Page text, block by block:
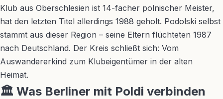
Klub aus Oberschlesien ist 14-facher polnischer Meister,
hat den letzten Titel allerdings 1988 geholt. Podolski selbst
stammt aus dieser Region – seine Eltern flüchteten 1987
nach Deutschland. Der Kreis schließt sich: Vom
Auswandererkind zum Klubeigentümer in der alten
Heimat.
🏛️ Was Berliner mit Poldi verbinden